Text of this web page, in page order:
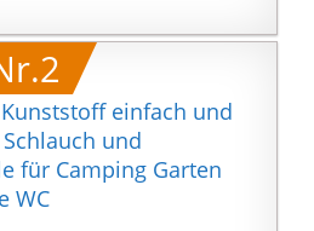
Garten Keller
WC .
Komposttoilette
durch das Urinal
einfach und
und
für Camping Garten
WC